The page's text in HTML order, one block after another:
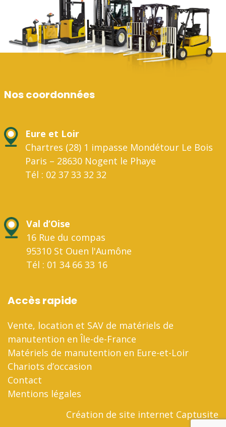
Nos coordonnées
Eure et Loir
Chartres (28) 1 impasse Mondétour Le Bois
Paris – 28630 Nogent le Phaye
Tél : 02 37 33 32 32
Val d’Oise
16 Rue du compas
95310 St Ouen l'Aumône
Tél : 01 34 66 33 16
Accès rapide
Vente, location et SAV de matériels de
manutention en Île-de-France
Matériels de manutention en Eure-et-Loir
Chariots d’occasion
Contact
Mentions légales
Création de site internet Captusite